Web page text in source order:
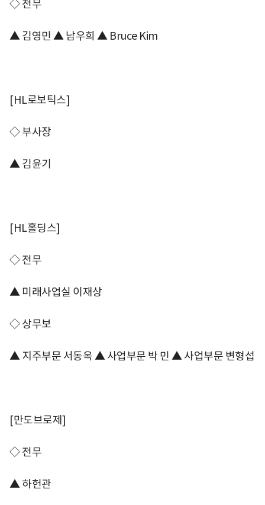
◇ 전무
▲ 김영민 ▲ 남우희 ▲ Bruce Kim
[HL로보틱스]
◇ 부사장
▲ 김윤기
[HL홀딩스]
◇ 전무
▲ 미래사업실 이재상
◇ 상무보
▲ 지주부문 서동옥 ▲ 사업부문 박 민 ▲ 사업부문 변형섭
[만도브로제]
◇ 전무
▲ 하헌관